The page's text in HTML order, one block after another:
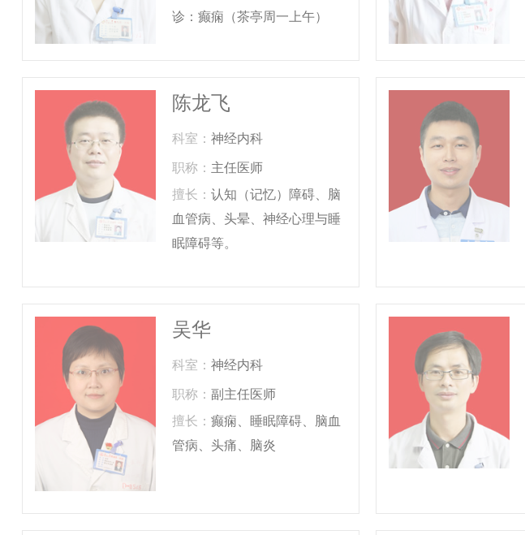
诊：癫痫（茶亭周一上午）
陈龙飞
科室： 神经内科
职称： 主任医师
擅长： 认知（记忆）障碍、脑
血管病、头晕、神经心理与睡
眠障碍等。
吴华
科室： 神经内科
职称： 副主任医师
擅长： 癫痫、睡眠障碍、脑血
管病、头痛、脑炎